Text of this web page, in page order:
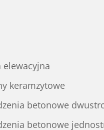
elewacyjna
keramzytowe
betonowe
betonowe